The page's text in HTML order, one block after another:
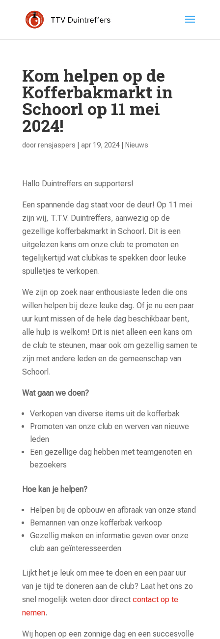
Kom helpen op de
Kofferbakmarkt in
Schoorl op 11 mei
2024!
doorrensjaspers apr 19, 2024| Nieuws
Hallo Duintreffers en supporters!
Een spannende dag staat voor de deur! Op 11 mei
zijn wij, T.T.V. Duintreffers, aanwezig op de
gezellige kofferbakmarkt in Schoorl. Dit is een
uitgelezen kans om onze club te promoten en
tegelijkertijd wat clubkas te spekken door leuke
spulletjes te verkopen.
We zijn op zoek naar enthousiaste leden die ons
willen helpen bij deze leuke dag. Of je nu een paar
uur kunt missen of de hele dag beschikbaar bent,
alle hulp is welkom! Dit is niet alleen een kans om
de club te steunen, maar ook om gezellig samen te
zijn met andere leden en de gemeenschap van
Schoorl.
Wat gaan we doen?
Verkopen van diverse items uit de kofferbak
Promoten van onze club en werven van nieuwe
leden
Een gezellige dag hebben met teamgenoten en
bezoekers
Hoe kan je helpen?
Helpen bij de opbouw en afbraak van onze stand
Bemannen van onze kofferbak verkoop
Gezellig maken en informatie geven over onze
club aan geïnteresseerden
Lijkt het je leuk om mee te doen en een paar uur
van je tijd te doneren aan de club? Laat het ons zo
snel mogelijk weten door direct contact op te
nemen.
Wij hopen op een zonnige dag en een succesvolle